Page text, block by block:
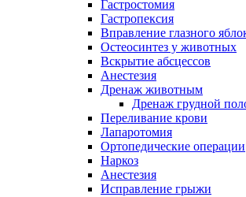
Гастростомия
Гастропексия
Вправление глазного
Остеосинтез у животных
Вскрытие абсцессов
Анестезия
Дренаж животным
Дренаж грудной
Переливание крови
Лапаротомия
Ортопедические операции
Наркоз
Анестезия
Исправление грыжи